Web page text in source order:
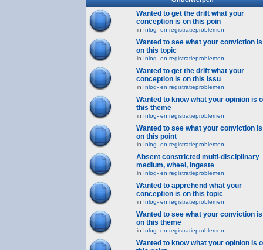
Wanted to get the drift what your
conception is on this poin
in Inlog- en registratieproblemen
Wanted to see what your conviction is
on this topic
in Inlog- en registratieproblemen
Wanted to get the drift what your
conception is on this issu
in Inlog- en registratieproblemen
Wanted to know what your opinion is
this theme
in Inlog- en registratieproblemen
Wanted to see what your conviction is
on this point
in Inlog- en registratieproblemen
Absent constricted multi-disciplinary
medium, wheel, ingeste
in Inlog- en registratieproblemen
Wanted to apprehend what your
conception is on this topic
in Inlog- en registratieproblemen
Wanted to see what your conviction is
on this theme
in Inlog- en registratieproblemen
Wanted to know what your opinion is